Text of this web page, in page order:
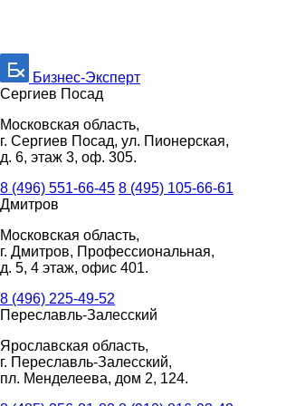
Бизнес-Эксперт
Сергиев Посад
Московская область,
г. Сергиев Посад, ул. Пионерская,
д. 6, этаж 3, оф. 305.
8 (496) 551-66-45 8 (495) 105-66-61
Дмитров
Московская область,
г. Дмитров, Профессиональная,
д. 5, 4 этаж, офис 401.
8 (496) 225-49-52
Переславль-Залесский
Ярославская область,
г. Переславль-Залесский,
пл. Менделеева, дом 2, 124.